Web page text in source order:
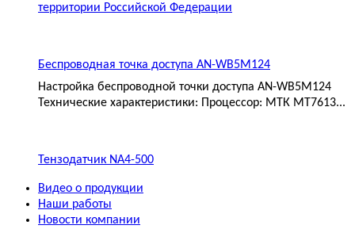
территории Российской Федерации
Беспроводная точка доступа AN-WB5M124
Настройка беспроводной точки доступа AN-WB5M124
Технические характеристики: Процессор: МТК MT7613...
Тензодатчик NA4-500
Видео о продукции
Наши работы
Новости компании